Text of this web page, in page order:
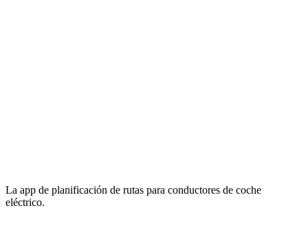
La app de planificación de rutas para conductores de coche
eléctrico.